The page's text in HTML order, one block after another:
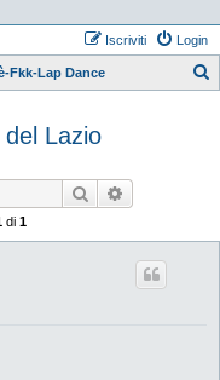
Login
Iscriviti
Fkk-Lap Dance
Lazio
Cerca
di 1